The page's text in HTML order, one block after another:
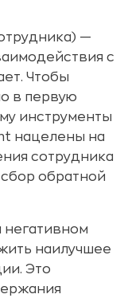
—
с
Чтобы
в первую
инструменты
нацелены на
сотрудника
обратной
негативном
наилучшее
Это